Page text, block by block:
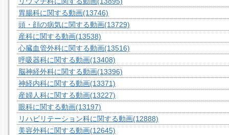
胃腸科に関する動画(13746)
頭・顔の病気に関する動画(13729)
産科に関する動画(13538)
心臓血管外科に関する動画(13516)
呼吸器科に関する動画(13408)
脳神経外科に関する動画(13396)
神経内科に関する動画(13371)
産婦人科に関する動画(13227)
眼科に関する動画(13197)
リハビリテーション科に関する動画(12888)
美容外科に関する動画(12645)